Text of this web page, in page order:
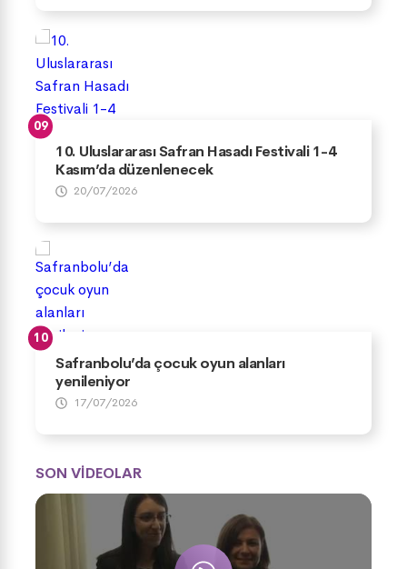
10. Uluslararası Safran Hasadı Festivali 1-4
Kasım’da düzenlenecek
20/07/2026
Safranbolu’da çocuk oyun alanları
yenileniyor
17/07/2026
SON VİDEOLAR